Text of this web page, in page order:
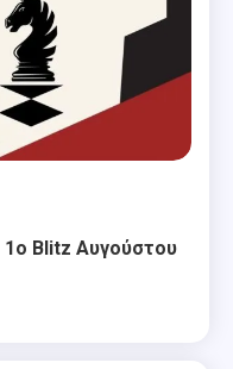
1ο Blitz Αυγούστου